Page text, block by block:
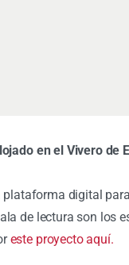
en el Vivero de
plataforma digital
de lectura son los
este proyecto aquí.